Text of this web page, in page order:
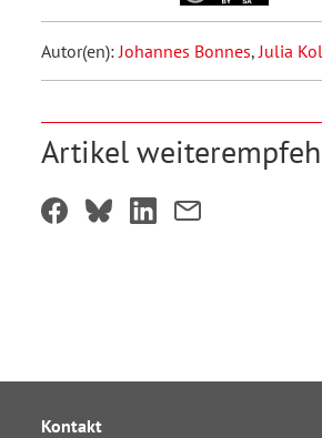
Autor(en): Johannes Bonnes, Julia
Artikel
Kontakt